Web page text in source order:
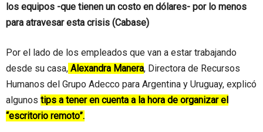
los equipos -que tienen un costo en dólares- por lo menos
para atravesar esta crisis (Cabase)
Por el lado de los empleados que van a estar trabajando
desde su casa, Alexandra Manera, Directora de Recursos
Humanos del Grupo Adecco para Argentina y Uruguay, explicó
algunos tips a tener en cuenta a la hora de organizar el
“escritorio remoto”.